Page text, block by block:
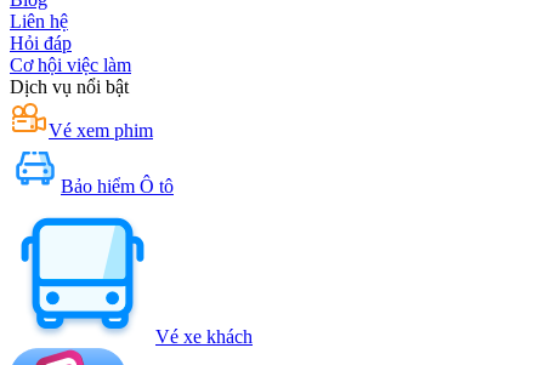
Liên hệ
Hỏi đáp
Cơ hội việc làm
Dịch vụ nổi bật
Vé xem phim
Bảo hiểm Ô tô
Vé xe khách